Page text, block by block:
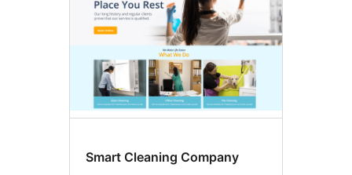
Smart Cleaning Company